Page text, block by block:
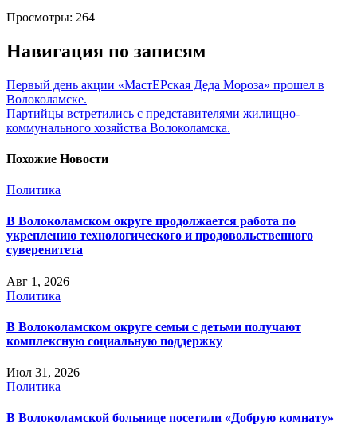
Просмотры: 264
Навигация по записям
Первый день акции «МастЕРская Деда Мороза» прошел в
Волоколамске.
Партийцы встретились с представителями жилищно-
коммунального хозяйства Волоколамска.
Похожие Новости
Политика
В Волоколамском округе продолжается работа по
укреплению технологического и продовольственного
суверенитета
Авг 1, 2026
Политика
В Волоколамском округе семьи с детьми получают
комплексную социальную поддержку
Июл 31, 2026
Политика
В Волоколамской больнице посетили «Добрую комнату»